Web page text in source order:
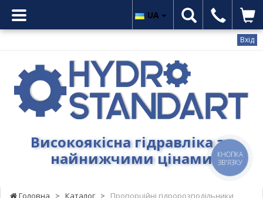
Вхід
Гідростандарт
Високоякісна
гідравліка
цінамиВисокоякісна гідравліка за
найнижчими цінами
UA
Головна > Каталог > Пропорційні гідророзподільники
КНОПКА
ЗВ'ЯЗКУ